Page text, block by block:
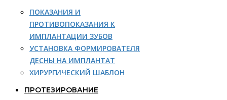
ПОКАЗАНИЯ И
ПРОТИВОПОКАЗАНИЯ К
ИМПЛАНТАЦИИ ЗУБОВ
УСТАНОВКА ФОРМИРОВАТЕЛЯ
ДЕСНЫ НА ИМПЛАНТАТ
ХИРУРГИЧЕСКИЙ ШАБЛОН
ПРОТЕЗИРОВАНИЕ